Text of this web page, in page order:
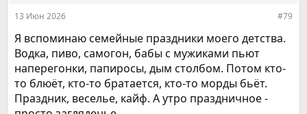
13 Июн 2026 #79
Я вспоминаю семейные праздники моего детства.
Водка, пиво, самогон, бабы с мужиками пьют
наперегонки, папиросы, дым столбом. Потом кто-
то блюёт, кто-то братается, кто-то морды бьёт.
Праздник, веселье, кайф. А утро праздничное -